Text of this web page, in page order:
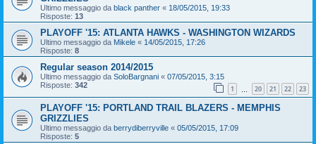
Ultimo messaggio da black panther « 18/05/2015, 19:33
Risposte: 13
PLAYOFF '15: ATLANTA HAWKS - WASHINGTON WIZARDS
Ultimo messaggio da Mikele « 14/05/2015, 17:26
Risposte: 8
Regular season 2014/2015
Ultimo messaggio da SoloBargnani « 07/05/2015, 3:15
Risposte: 342 1 20 21 22 23
PLAYOFF '15: PORTLAND TRAIL BLAZERS - MEMPHIS
GRIZZLIES
Ultimo messaggio da berrydiberryville « 05/05/2015, 17:09
Risposte: 5